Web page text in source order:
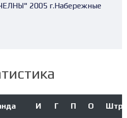
2005 г.Набережные
И Г П О Штр